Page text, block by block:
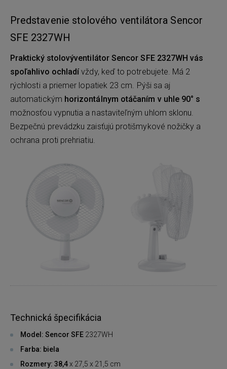
Predstavenie stolového ventilátora Sencor
SFE 2327WH
Praktický stolovýventilátor Sencor SFE 2327WH vás
spoľahlivo ochladívždy, keď to potrebujete. Má 2
rýchlosti a priemer lopatiek 23 cm. Pýši sa aj
automatickým horizontálnym otáčaním v uhle 90° s
možnosťou vypnutia a nastaviteľným uhlom sklonu.
Bezpečnú prevádzku zaisťujú protišmykové nožičky a
ochrana proti prehriatiu.
Technická špecifikácia
Model: Sencor SFE 2327WH
Farba: biela
Rozmery: 38,4x 27,5 x 21,5 cm